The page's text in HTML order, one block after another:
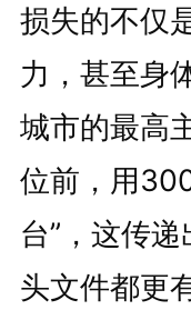
损失的不仅
力，甚至身
城市的最高
位前，用
台”，这传
头文件都更